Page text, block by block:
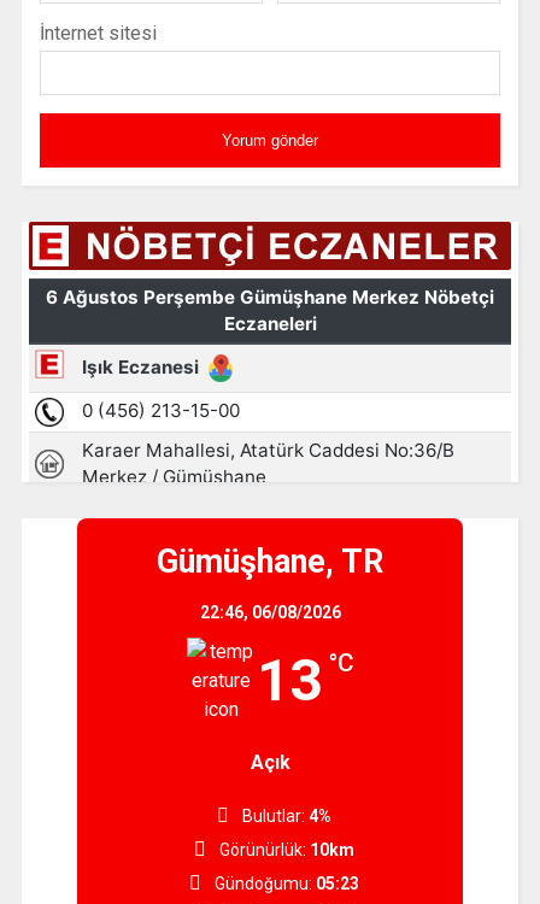
İnternet sitesi
Gümüşhane, TR
22:46, 06/08/2026
13 °C
Açık
Bulutlar: 4%
Görünürlük: 10km
Gündoğumu: 05:23